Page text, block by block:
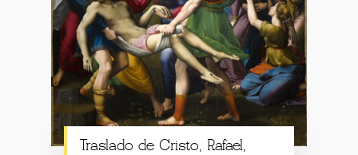
Traslado de Cristo, Rafael,